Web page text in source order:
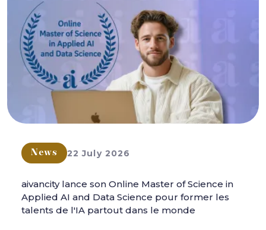
News 22 July 2026
aivancity lance son Online Master of Science in
Applied AI and Data Science pour former les
talents de l'IA partout dans le monde